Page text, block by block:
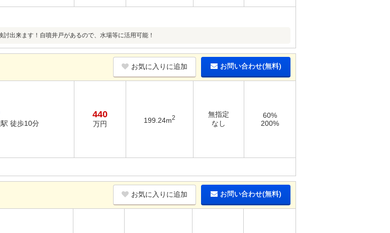
出来ます！自噴井戸があるので、水場等に活用可能！
お気に入りに追加 お問い合わせ(無料)
徒歩10分
440
万円 199.24m2
無指定
なし
60%
200%
お気に入りに追加 お問い合わせ(無料)